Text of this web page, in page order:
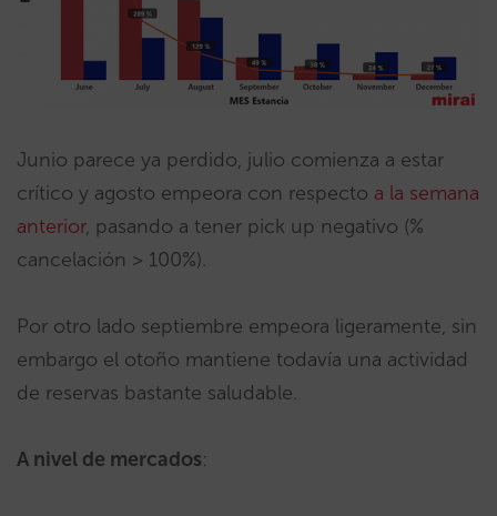
Junio parece ya perdido, julio comienza a estar
crítico y agosto empeora con respecto a la semana
anterior, pasando a tener pick up negativo (%
cancelación > 100%).
Por otro lado septiembre empeora ligeramente, sin
embargo el otoño mantiene todavía una actividad
de reservas bastante saludable.
A nivel de mercados: